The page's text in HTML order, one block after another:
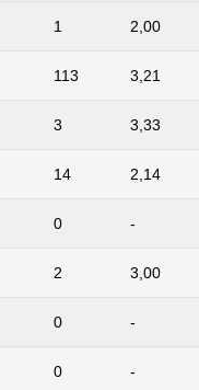
1 2,00
113 3,21
3 3,33
14 2,14
0 -
2 3,00
0 -
0 -